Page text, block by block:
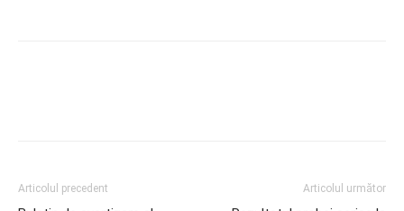
Articolul precedent Articolul următor